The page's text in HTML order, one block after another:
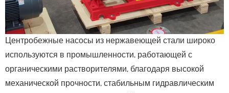
Центробежные насосы из нержавеющей стали широко
используются в промышленности, работающей с
органическими растворителями, благодаря высокой
механической прочности, стабильным гидравлическим